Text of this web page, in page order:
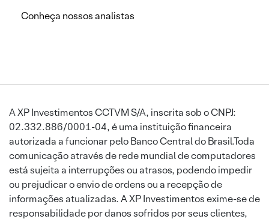
Conheça nossos analistas
A XP Investimentos CCTVM S/A, inscrita sob o CNPJ:
02.332.886/0001-04, é uma instituição financeira
autorizada a funcionar pelo Banco Central do Brasil.Toda
comunicação através de rede mundial de computadores
está sujeita a interrupções ou atrasos, podendo impedir
ou prejudicar o envio de ordens ou a recepção de
informações atualizadas. A XP Investimentos exime-se de
responsabilidade por danos sofridos por seus clientes,